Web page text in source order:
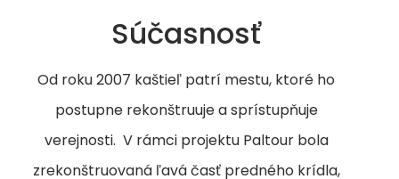
Súčasnosť
Od roku 2007 kaštieľ patrí mestu, ktoré ho
postupne rekonštruuje a sprístupňuje
verejnosti. V rámci projektu Paltour bola
zrekonštruovaná ľavá časť predného krídla,